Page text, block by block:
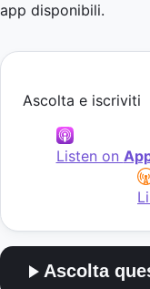
app disponibili.
Ascolta e iscriviti
Listen on
Ascolta